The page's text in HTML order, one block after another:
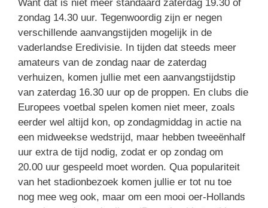
Want dat is niet meer standaard zaterdag 19.30 of
zondag 14.30 uur. Tegenwoordig zijn er negen
verschillende aanvangstijden mogelijk in de
vaderlandse Eredivisie. In tijden dat steeds meer
amateurs van de zondag naar de zaterdag
verhuizen, komen jullie met een aanvangstijdstip
van zaterdag 16.30 uur op de proppen. En clubs die
Europees voetbal spelen komen niet meer, zoals
eerder wel altijd kon, op zondagmiddag in actie na
een midweekse wedstrijd, maar hebben tweeënhalf
uur extra de tijd nodig, zodat er op zondag om
20.00 uur gespeeld moet worden. Qua populariteit
van het stadionbezoek komen jullie er tot nu toe
nog mee weg ook, maar om een mooi oer-Hollands